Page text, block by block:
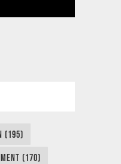
(195)
(170)